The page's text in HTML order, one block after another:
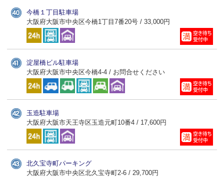
今橋１丁目駐車場
大阪府大阪市中央区今橋1丁目7番20号 / 33,000円
淀屋橋ビル駐車場
大阪府大阪市中央区今橋4-4 / お問合せください
玉造駐車場
大阪府大阪市天王寺区玉造元町10番4 / 17,600円
北久宝寺町パーキング
大阪府大阪市中央区北久宝寺町2-6 / 29,700円